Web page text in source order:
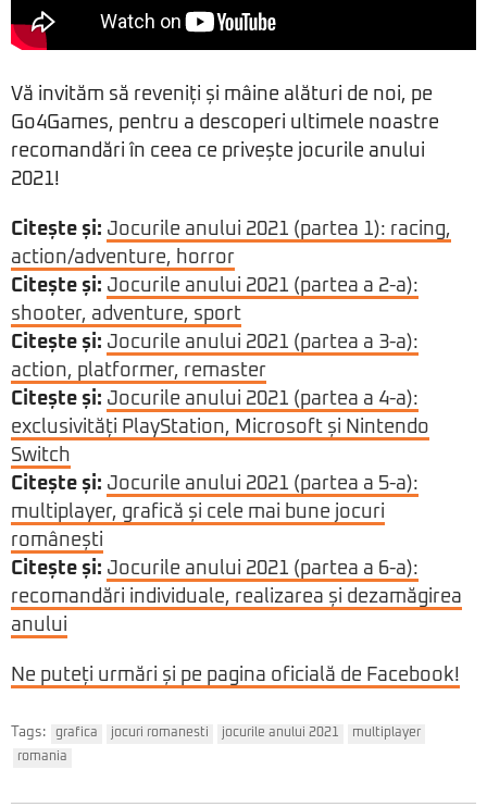
Vă invităm să reveniți și mâine alături de noi, pe
Go4Games, pentru a descoperi ultimele noastre
recomandări în ceea ce privește jocurile anului
2021!
Citește și: Jocurile anului 2021 (partea 1): racing,
action/adventure, horror
Citește și: Jocurile anului 2021 (partea a 2-a):
shooter, adventure, sport
Citește și: Jocurile anului 2021 (partea a 3-a):
action, platformer, remaster
Citește și: Jocurile anului 2021 (partea a 4-a):
exclusivități PlayStation, Microsoft și Nintendo
Switch
Citește și: Jocurile anului 2021 (partea a 5-a):
multiplayer, grafică și cele mai bune jocuri
românești
Citește și: Jocurile anului 2021 (partea a 6-a):
recomandări individuale, realizarea și dezamăgirea
anului
Ne puteți urmări și pe pagina oficială de Facebook!
Tags: grafica jocuri romanesti jocurile anului 2021
multiplayer
romania